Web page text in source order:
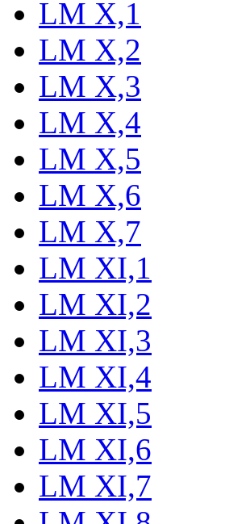
LM X,1
LM X,2
LM X,3
LM X,4
LM X,5
LM X,6
LM X,7
LM XI,1
LM XI,2
LM XI,3
LM XI,4
LM XI,5
LM XI,6
LM XI,7